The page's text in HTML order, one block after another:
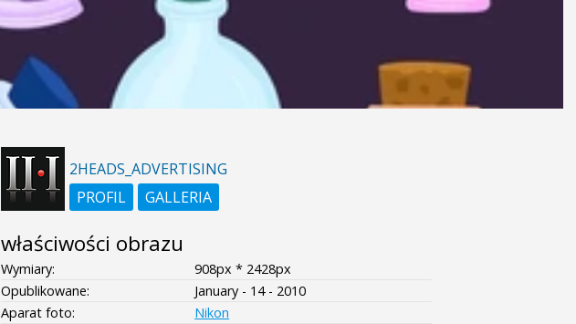
2HEADS_ADVERTISING
PROFIL
GALLERIA
właściwości obrazu
Wymiary:
908px * 2428px
Opublikowane:
January - 14 - 2010
Aparat foto:
Nikon